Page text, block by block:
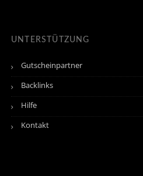
UNTERSTÜTZUNG
Gutscheinpartner
Backlinks
Hilfe
Kontakt